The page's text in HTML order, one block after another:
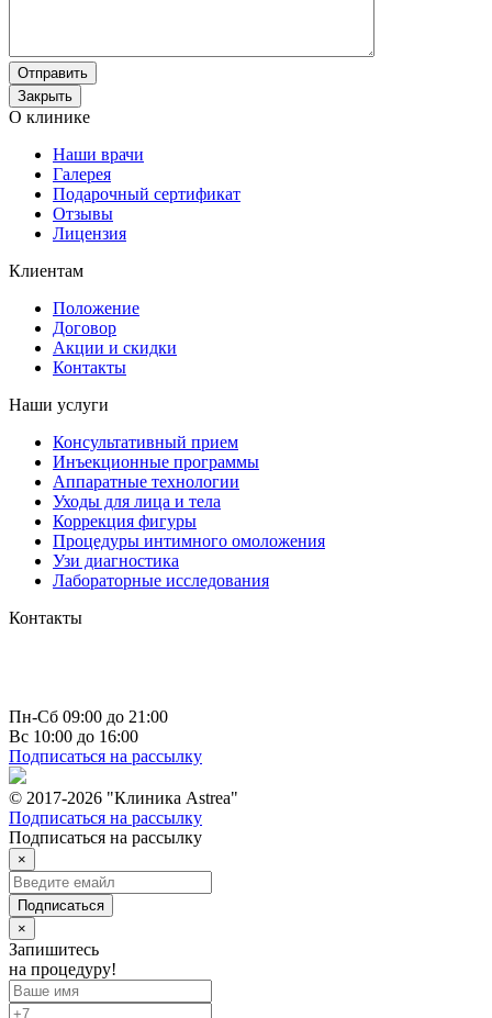
Отправить
Закрыть
О клинике
Наши врачи
Галерея
Подарочный сертификат
Отзывы
Лицензия
Клиентам
Положение
Договор
Акции и скидки
Контакты
Наши услуги
Консультативный прием
Инъекционные программы
Аппаратные технологии
Уходы для лица и тела
Коррекция фигуры
Процедуры интимного омоложения
Узи диагностика
Лабораторные исследования
Контакты
Пн-Сб 09:00 до 21:00
Вс 10:00 до 16:00
Подписаться на рассылку
© 2017-2026 "Клиника Astrea"
Подписаться на рассылку
Подписаться на рассылку
×
Подписаться
×
Запишитесь
на процедуру!